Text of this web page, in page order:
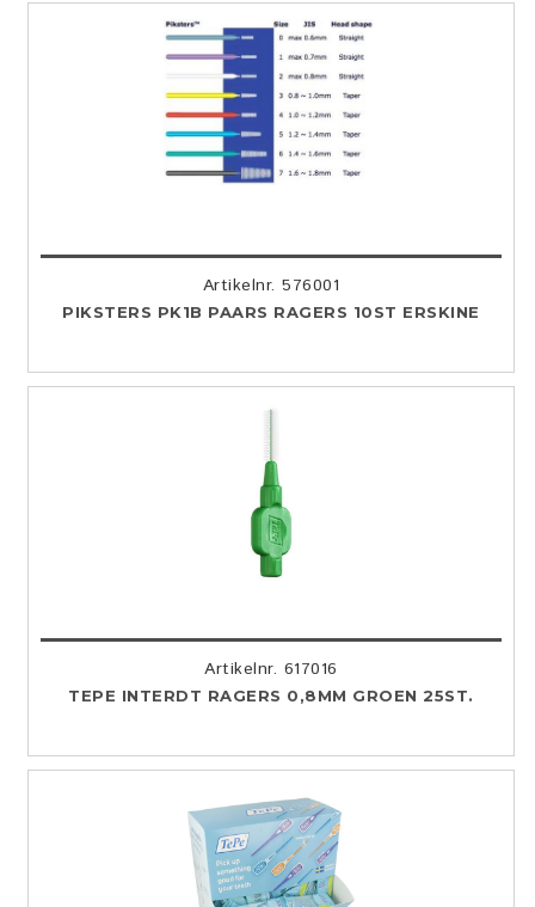
Artikelnr. 576001
PIKSTERS PK1B PAARS RAGERS 10ST ERSKINE
Artikelnr. 617016
TEPE INTERDT RAGERS 0,8MM GROEN 25ST.